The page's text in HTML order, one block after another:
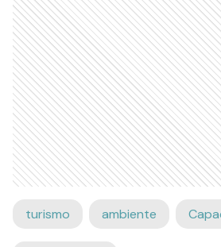
turismo ambiente